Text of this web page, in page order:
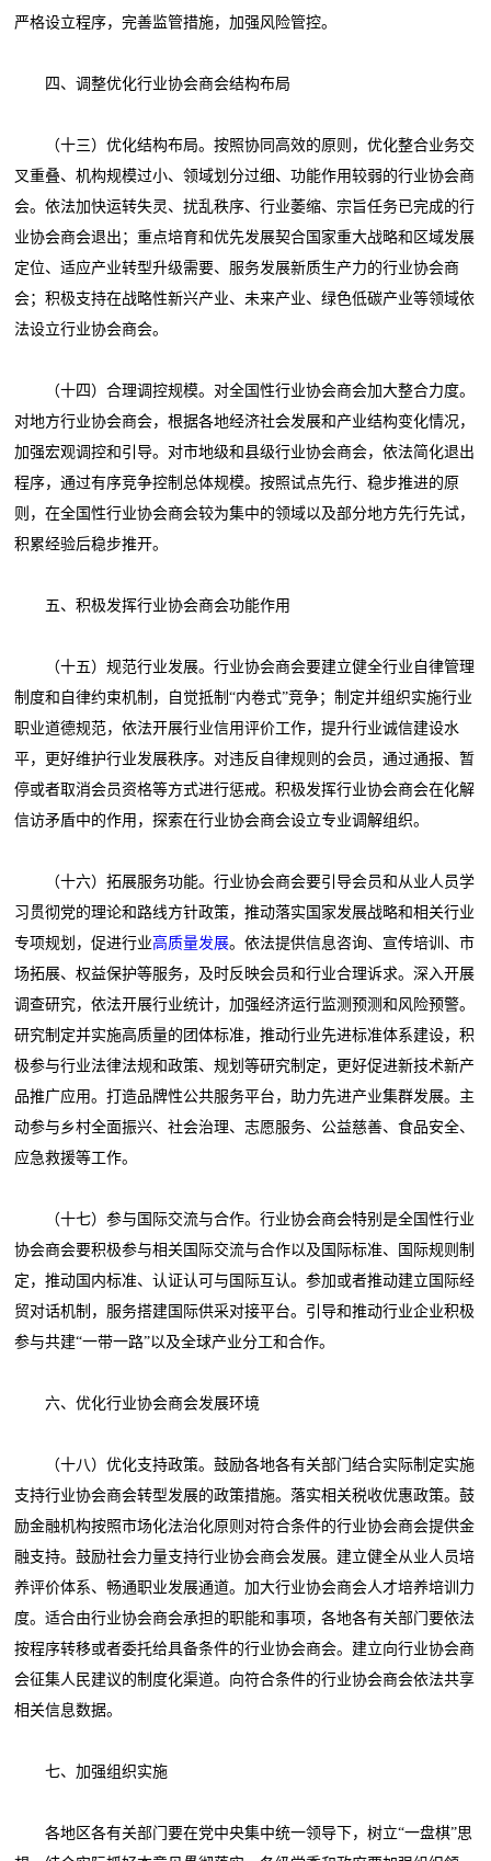
严格设立程序，完善监管措施，加强风险管控。
四、调整优化行业协会商会结构布局
（十三）优化结构布局。按照协同高效的原则，优化整合业务交
叉重叠、机构规模过小、领域划分过细、功能作用较弱的行业协会商
会。依法加快运转失灵、扰乱秩序、行业萎缩、宗旨任务已完成的行
业协会商会退出；重点培育和优先发展契合国家重大战略和区域发展
定位、适应产业转型升级需要、服务发展新质生产力的行业协会商
会；积极支持在战略性新兴产业、未来产业、绿色低碳产业等领域依
法设立行业协会商会。
（十四）合理调控规模。对全国性行业协会商会加大整合力度。
对地方行业协会商会，根据各地经济社会发展和产业结构变化情况，
加强宏观调控和引导。对市地级和县级行业协会商会，依法简化退出
程序，通过有序竞争控制总体规模。按照试点先行、稳步推进的原
则，在全国性行业协会商会较为集中的领域以及部分地方先行先试，
积累经验后稳步推开。
五、积极发挥行业协会商会功能作用
（十五）规范行业发展。行业协会商会要建立健全行业自律管理
制度和自律约束机制，自觉抵制“内卷式”竞争；制定并组织实施行业
职业道德规范，依法开展行业信用评价工作，提升行业诚信建设水
平，更好维护行业发展秩序。对违反自律规则的会员，通过通报、暂
停或者取消会员资格等方式进行惩戒。积极发挥行业协会商会在化解
信访矛盾中的作用，探索在行业协会商会设立专业调解组织。
（十六）拓展服务功能。行业协会商会要引导会员和从业人员学
习贯彻党的理论和路线方针政策，推动落实国家发展战略和相关行业
专项规划，促进行业高质量发展。依法提供信息咨询、宣传培训、市
场拓展、权益保护等服务，及时反映会员和行业合理诉求。深入开展
调查研究，依法开展行业统计，加强经济运行监测预测和风险预警。
研究制定并实施高质量的团体标准，推动行业先进标准体系建设，积
极参与行业法律法规和政策、规划等研究制定，更好促进新技术新产
品推广应用。打造品牌性公共服务平台，助力先进产业集群发展。主
动参与乡村全面振兴、社会治理、志愿服务、公益慈善、食品安全、
应急救援等工作。
（十七）参与国际交流与合作。行业协会商会特别是全国性行业
协会商会要积极参与相关国际交流与合作以及国际标准、国际规则制
定，推动国内标准、认证认可与国际互认。参加或者推动建立国际经
贸对话机制，服务搭建国际供采对接平台。引导和推动行业企业积极
参与共建“一带一路”以及全球产业分工和合作。
六、优化行业协会商会发展环境
（十八）优化支持政策。鼓励各地各有关部门结合实际制定实施
支持行业协会商会转型发展的政策措施。落实相关税收优惠政策。鼓
励金融机构按照市场化法治化原则对符合条件的行业协会商会提供金
融支持。鼓励社会力量支持行业协会商会发展。建立健全从业人员培
养评价体系、畅通职业发展通道。加大行业协会商会人才培养培训力
度。适合由行业协会商会承担的职能和事项，各地各有关部门要依法
按程序转移或者委托给具备条件的行业协会商会。建立向行业协会商
会征集人民建议的制度化渠道。向符合条件的行业协会商会依法共享
相关信息数据。
七、加强组织实施
各地区各有关部门要在党中央集中统一领导下，树立“一盘棋”思